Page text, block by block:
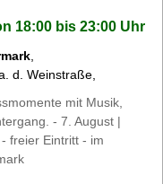
18:00 bis 23:00 Uhr
d. Weinstraße
mit Musik,
- 7. August |
freier Eintritt - im